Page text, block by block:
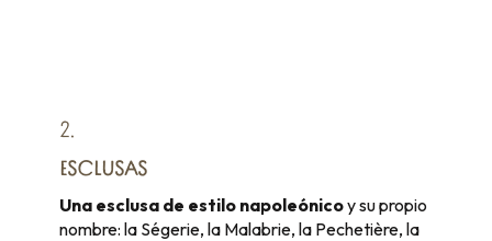
2.
ESCLUSAS
Una esclusa de estilo napoleónicoy su propio
nombre: la Ségerie, la Malabrie, la Pechetière, la